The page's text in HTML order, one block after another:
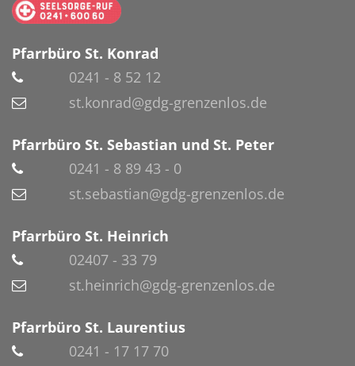
Pfarrbüro St. Konrad
0241 - 8 52 12
st.konrad@gdg-grenzenlos.de
Pfarrbüro St. Sebastian und St. Peter
0241 - 8 89 43 - 0
st.sebastian@gdg-grenzenlos.de
Pfarrbüro St. Heinrich
02407 - 33 79
st.heinrich@gdg-grenzenlos.de
Pfarrbüro St. Laurentius
0241 - 17 17 70